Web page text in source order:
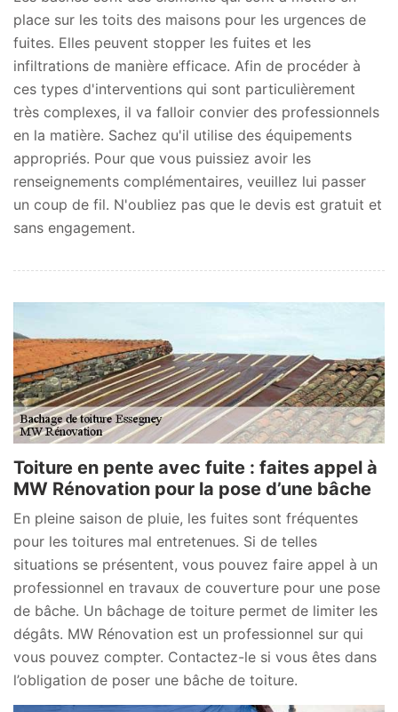
place sur les toits des maisons pour les urgences de
fuites. Elles peuvent stopper les fuites et les
infiltrations de manière efficace. Afin de procéder à
ces types d'interventions qui sont particulièrement
très complexes, il va falloir convier des professionnels
en la matière. Sachez qu'il utilise des équipements
appropriés. Pour que vous puissiez avoir les
renseignements complémentaires, veuillez lui passer
un coup de fil. N'oubliez pas que le devis est gratuit et
sans engagement.
Toiture en pente avec fuite : faites appel à
MW Rénovation pour la pose d’une bâche
En pleine saison de pluie, les fuites sont fréquentes
pour les toitures mal entretenues. Si de telles
situations se présentent, vous pouvez faire appel à un
professionnel en travaux de couverture pour une pose
de bâche. Un bâchage de toiture permet de limiter les
dégâts. MW Rénovation est un professionnel sur qui
vous pouvez compter. Contactez-le si vous êtes dans
l’obligation de poser une bâche de toiture.